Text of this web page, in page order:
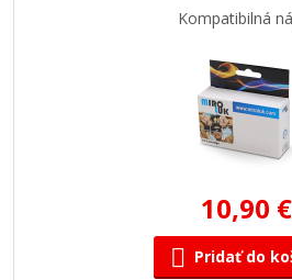
Kompatibilná
10,90 €
Pridať do